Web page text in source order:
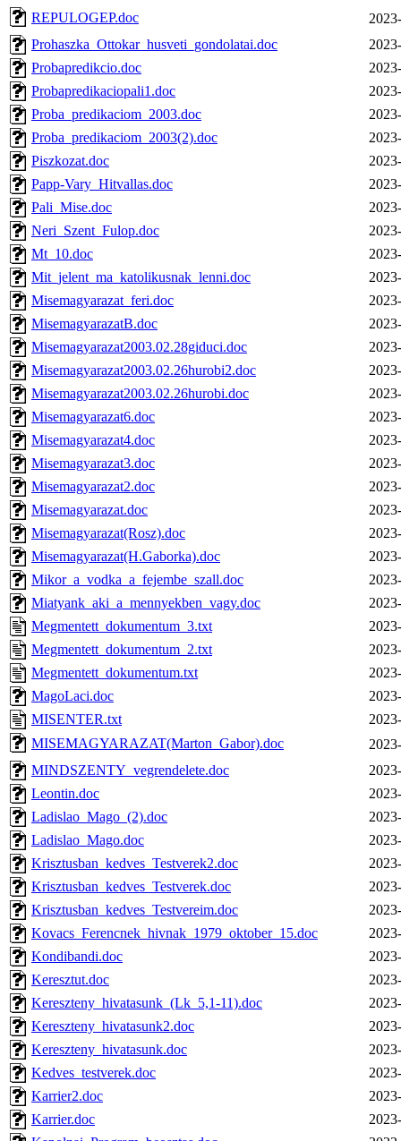
REPULOGEP.doc
Prohaszka_Ottokar_husveti_gondolatai.doc
Probapredikcio.doc
Probapredikaciopali1.doc
Proba_predikaciom_2003.doc
Proba_predikaciom_2003(2).doc
Piszkozat.doc
Papp-Vary_Hitvallas.doc
Pali_Mise.doc
Neri_Szent_Fulop.doc
Mt_10.doc
Mit_jelent_ma_katolikusnak_lenni.doc
Misemagyarazat_feri.doc
MisemagyarazatB.doc
Misemagyarazat2003.02.28giduci.doc
Misemagyarazat2003.02.26hurobi2.doc
Misemagyarazat2003.02.26hurobi.doc
Misemagyarazat6.doc
Misemagyarazat4.doc
Misemagyarazat3.doc
Misemagyarazat2.doc
Misemagyarazat.doc
Misemagyarazat(Rosz).doc
Misemagyarazat(H.Gaborka).doc
Mikor_a_vodka_a_fejembe_szall.doc
Miatyank_aki_a_mennyekben_vagy.doc
Megmentett_dokumentum_3.txt
Megmentett_dokumentum_2.txt
Megmentett_dokumentum.txt
MagoLaci.doc
MISENTER.txt
MISEMAGYARAZAT(Marton_Gabor).doc
MINDSZENTY_vegrendelete.doc
Leontin.doc
Ladislao_Mago_(2).doc
Ladislao_Mago.doc
Krisztusban_kedves_Testverek2.doc
Krisztusban_kedves_Testverek.doc
Krisztusban_kedves_Testvereim.doc
Kovacs_Ferencnek_hivnak_1979_oktober_15.doc
Kondibandi.doc
Keresztut.doc
Kereszteny_hivatasunk_(Lk_5,1-11).doc
Kereszteny_hivatasunk2.doc
Kereszteny_hivatasunk.doc
Kedves_testverek.doc
Karrier2.doc
Karrier.doc